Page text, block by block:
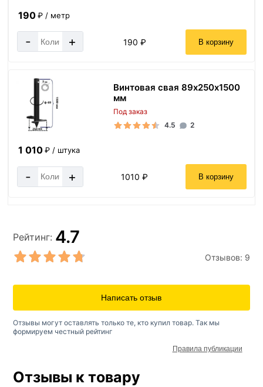
190₽ / метр
- + 190 ₽ В корзину
Винтовая свая 89х250х1500
мм
Под заказ
4.5
2
1 010₽ / штука
- + 1010 ₽ В корзину
Отзывы к товару
Рейтинг: 4.7
Отзывов: 9
Написать отзыв
Отзывы могут оставлять только те, кто купил товар. Так мы
формируем честный рейтинг
Правила публикации